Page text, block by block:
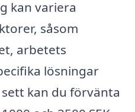
kan variera
såsom
arbetets
lösningar
kan du förvänta